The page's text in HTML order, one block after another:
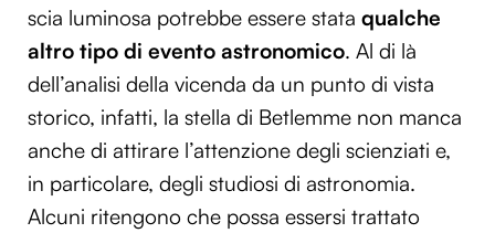
scia luminosa potrebbe essere stata qualche
altro tipo di evento astronomico. Al di là
dell’analisi della vicenda da un punto di vista
storico, infatti, la stella di Betlemme non manca
anche di attirare l’attenzione degli scienziati e,
in particolare, degli studiosi di astronomia.
Alcuni ritengono che possa essersi trattato